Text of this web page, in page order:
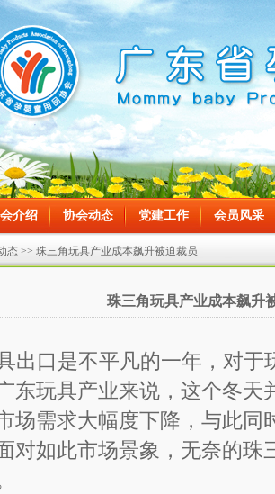
介绍 协会动态 党建工作 会员风采
态 >> 珠三角玩具产业成本飙升被迫裁员
珠三角玩具产业成本飙升
出口是不平凡的一年，对于
东玩具产业来说，这个冬天
场需求大幅度下降，与此同
对如此市场景象，无奈的珠